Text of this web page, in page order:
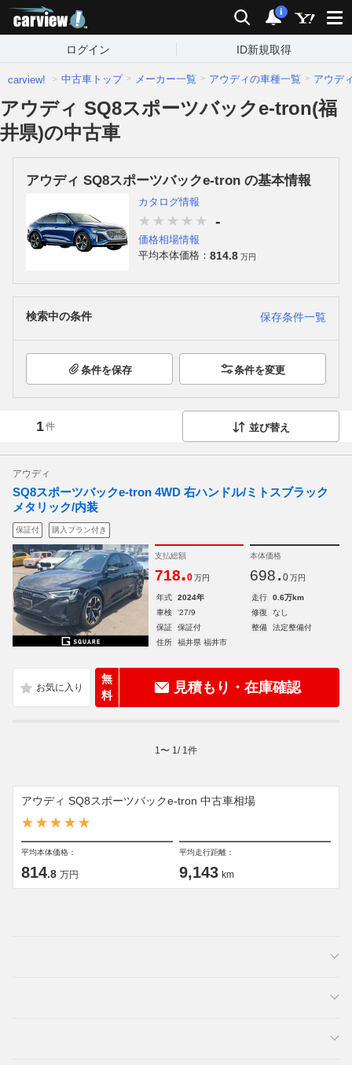
検索 通知
i
ログイン ID新規取得
carview! 中古車トップ メーカー一覧 アウディの車種一覧 アウデ
アウディ SQ8スポーツバックe-tron(福
井県)の中古車
アウディ SQ8スポーツバックe-tron の基本情報
カタログ情報
-
価格相場情報
平均本体価格： 814.8 万円
検索中の条件 保存条件一覧
条件を保存 条件を変更
1件 並び替え
アウディ
SQ8スポーツバックe-tron 4WD 右ハンドル/ミトスブラック
メタリック/内装
保証付 購入プラン付き
支払総額
718.0 万円
本体価格
698. 0 万円
年式 2024年 走行
0.6万km
車検
'27/9 修復
なし
保証
保証付 整備
法定整備付
住所
福井県 福井市
無
料
見積もり・在庫確認
1 〜 1 / 1 件
アウディ SQ8スポーツバックe-tron 中古車相場
平均本体価格：
814.8 万円
平均走行距離：
9,143 km